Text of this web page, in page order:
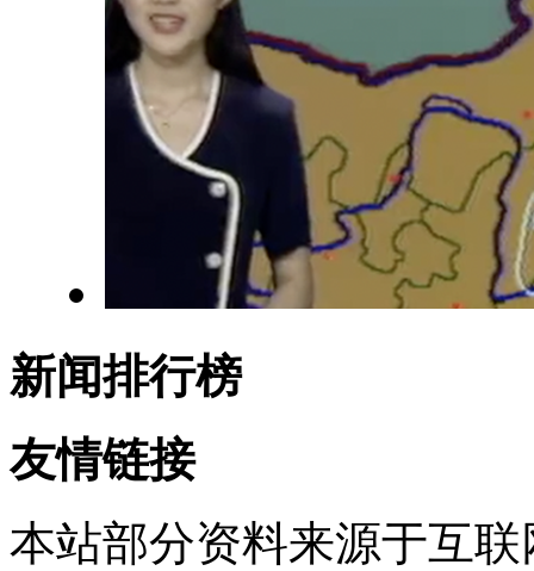
新闻排行榜
友情链接
本站部分资料来源于互